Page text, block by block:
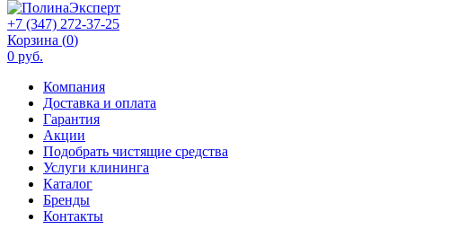
+7 (347) 272-37-25
Корзина (0)
0 руб.
Компания
Доставка и оплата
Гарантия
Акции
Подобрать чистящие средства
Услуги клининга
Каталог
Бренды
Контакты